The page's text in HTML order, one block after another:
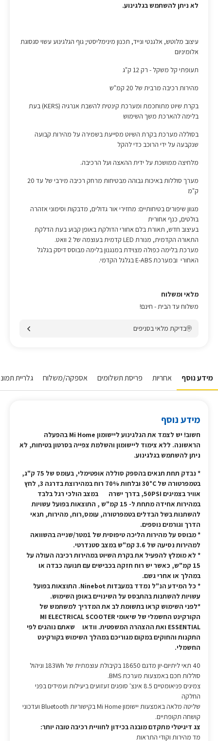
לא ניתן להשתמש בגלגינוע.
עיצוב מלוטש, אלגנטי ונייד, תכנון מינימליסטי; גוף הגלגינוע עשוי סגסוגת
אלומיניום
תעופתי קל משקל - רק 12 ק"ג
מהירות רכיבה מרבית של 20 קמ"ש
בקרת שיוט מתוחכמת ומערכת קינטית להשבת אנרגיה (KERS) בעת
בלימה להארכת משך השימוש
בסוללה מערכת בקרת השיוט מסייעת בשמירה על מהירות קבועה
שנקבעה על ידי הרוכב כדי להקל
מלחיצה ממושכת על ידית ההאצה ועל הרכיבה.
מערך סוללות באיכות גבוהה מבטיחות מרחק רכיבה מירבי של עד 20
ק"מ
מגוון שיפורים בטיחותיים: מחזירי אור גדולים, מדבקות וסימוני אזהרה
בולטים, כנף אחורית
בעיצוב חדש, תאורת בלם אחורי הדולקת באופן קבוע בעת הדלקת
התאורה הקדמית, מנורת LED קדמית בעוצמה של 2 וואט.
מערכת בלימה כפולה מצוידת במנגנון בלימה מבוסס דיסק בגלגל
האחורי ובמערכת E-ABS בגלגל הקדמי.
מלאי ומשלוח
משלוח עד הבית - חינם!
בדיקת מלאי בסניפים
מידע נוסף אחריות פריסת תשלומים אספקה/משלוח גלריית
מידע נוסף
חשוב! יש לצמד את הגלגינוע ליישומון Mi Home בהפעלה
הראשונה. ללא צימוד ליישומון והשלמת צפייה בסרטון בטיחות, לא
ניתן להשתמש בגלגינוע.
* נבדק תחת תנאים בהספק סוללה אופטימלי, בעומס של 75 ק"ג,
בטמפרטורה של 30°C ובלחות 70% רוח במהירוצת בדרגה 3, לחץ
אוויר בצמיגים 50PSI, בדרך ישרה במצב
הולכי רגל בלבד
במהירות אחידה מתחת ל- 15 קמ"ש , התוצאות בפועל עשויות
להשתנות בשל הבדלים בטמפרטורה, עומס,רוח, מהירות, תנאי
הדרך וגורמים נוספים.
* מבוסס על מהירות הליכה טיפוסית של 1מטר/שנייה בהשוואה
למהירות נסיעה של 3.6 קמ"ש במצב סטנדרטי.
* לא מומלץ להפעיל את בקרת השיוט במהירות רכיבה העולה על
15 קמ"ש, כאשר יש רוח חזקה בכבישים עם תנועה כבדה או
במהלך או אחרי גשם.
* כל המידע הנ"ל נמדד במעבדות Ninebot. התוצאות בפועל
עשויות להשתנות בהתבסס על השינויים באופן השימוש.
*לפני השימוש קראו בתשומת לב את המדריך למשתמש של
הקורקינט החשמלי של שיאומי MI ELECTRICAL SCOOTER
ESSENTIAL ואת ההצהרה המשפטית. וודאו שאתם נוהגים לפי
התקנות והחוקים במקום מגוריכם במהלך השימוש בקורקינט
החשמלי.
40 תאי ליתיום-יון מדגם 18650 בקיבולת עוצמתית של 183Wh וניהול
סוללות חכם באמצעות מערכת BMS.
צמיגים פניאומטיים 8.5 אינצ' סופגים זעזועים ביעילות ועמידים בפני
החלקה
שליטה מלאה באמצעות יישומון Mi Home בקישוריות Bluetooth ועדכוני
קושחה תקופתיים.
צג דיגיטלי מתקדם מובנה בכידון לחוויית רכיבה טובה יותר:
מד מהירות וקודי התראות